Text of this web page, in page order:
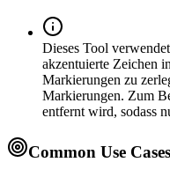
Dieses Tool
akzentuierte Zeichen
Markierungen zu
Markierungen. Zum
entfernt wird, sodass
Common Use Cases